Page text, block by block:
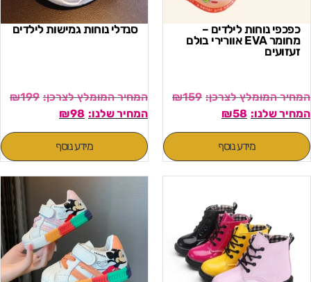
כפכפי נוחות לילדים –
מחומר EVA אוורירי בולם
זעזועים
₪159
₪58
מידע נוסף
סנדלי נוחות גמישות לילדים
₪199
₪98
מידע נוסף